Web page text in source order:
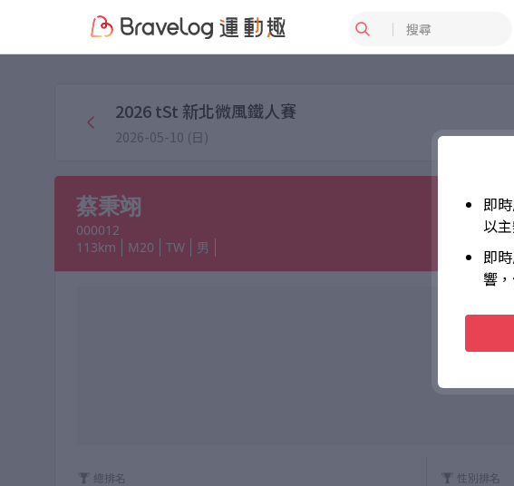
搜尋
2026 tSt 新北微風鐵人賽
2026-05-10 (日)
蔡秉翊
000012
113km
M20 TW 男
總排名
性別排名
即
以
即
響